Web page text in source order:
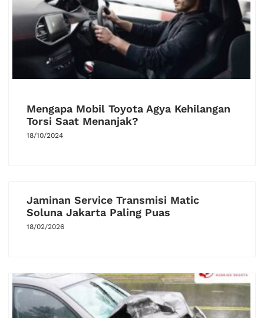
Mengapa Mobil Toyota Agya Kehilangan
Torsi Saat Menanjak?
18/10/2024
Jaminan Service Transmisi Matic
Soluna Jakarta Paling Puas
18/02/2026